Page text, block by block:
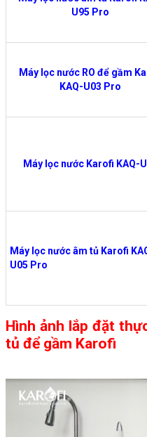
U95 Pro
Máy lọc nước RO để gầm
KAQ-U03 Pro
Máy lọc nước Karofi KAQ-
Máy lọc nước âm tủ Karofi
U05 Pro
Hình ảnh lắp đặt
tủ để gầm Karofi